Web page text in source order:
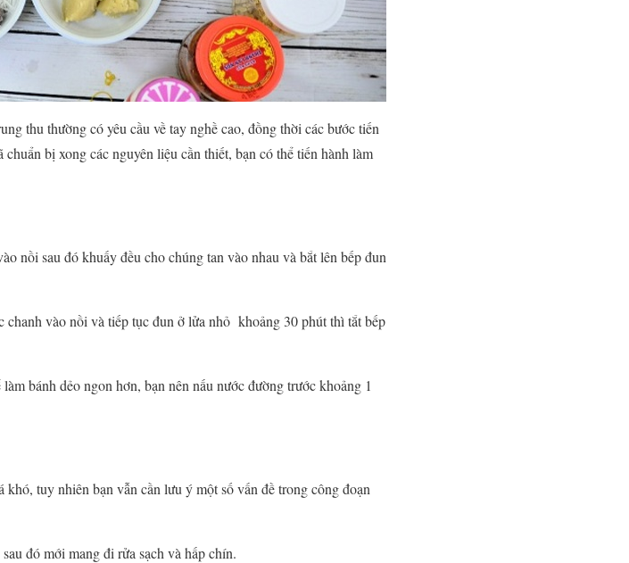
thu thường có yêu cầu về tay nghề cao, đồng thời các bước tiến
bị xong các nguyên liệu cần thiết, bạn có thể tiến hành làm
nồi sau đó khuấy đều cho chúng tan vào nhau và bắt lên bếp đun
vào nồi và tiếp tục đun ở lửa nhỏ khoảng 30 phút thì tắt bếp
bánh dẻo ngon hơn, bạn nên nấu nước đường trước khoảng 1
khó, tuy nhiên bạn vẫn cần lưu ý một số vấn đề trong công đoạn
đó mới mang đi rửa sạch và hấp chín.